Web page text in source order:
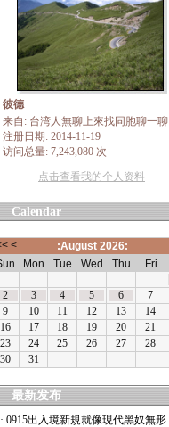
彼德
来自: 台湾人無聊上來找同胞聊一聊
注册日期: 2014-11-19
访问总量: 7,243,080 次
点击查看我的个人资料
Calendar
最新发布
· 0915出入境新規就像現代黑奴無形